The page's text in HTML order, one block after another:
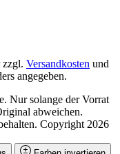
zzgl. Versandkosten und
angegeben.
Nur solange der Vorrat
abweichen.
Copyright 2026